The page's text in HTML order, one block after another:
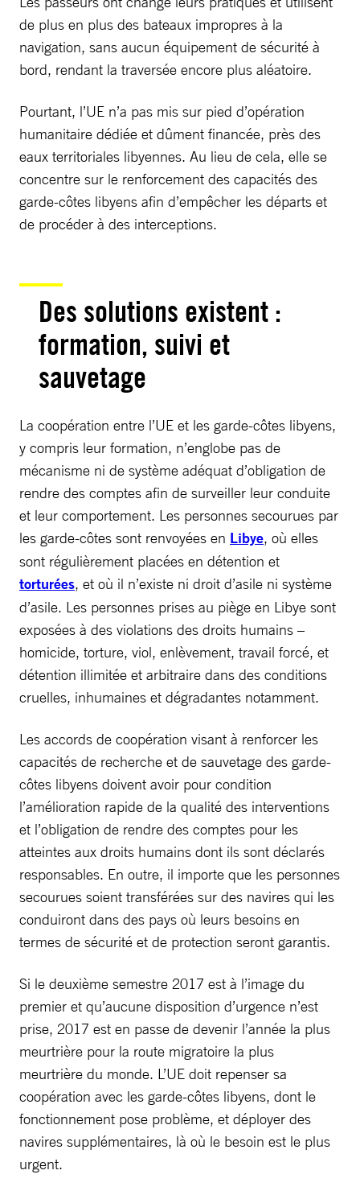
de plus en plus des bateaux impropres à la
navigation, sans aucun équipement de sécurité à
bord, rendant la traversée encore plus aléatoire.
Pourtant, l’UE n’a pas mis sur pied d’opération
humanitaire dédiée et dûment financée, près des
eaux territoriales libyennes. Au lieu de cela, elle se
concentre sur le renforcement des capacités des
garde-côtes libyens afin d’empêcher les départs et
de procéder à des interceptions.
Des solutions existent :
formation, suivi et
sauvetage
La coopération entre l’UE et les garde-côtes libyens,
y compris leur formation, n’englobe pas de
mécanisme ni de système adéquat d’obligation de
rendre des comptes afin de surveiller leur conduite
et leur comportement. Les personnes secourues par
les garde-côtes sont renvoyées en Libye, où elles
sont régulièrement placées en détention et
torturées, et où il n’existe ni droit d’asile ni système
d’asile. Les personnes prises au piège en Libye sont
exposées à des violations des droits humains –
homicide, torture, viol, enlèvement, travail forcé, et
détention illimitée et arbitraire dans des conditions
cruelles, inhumaines et dégradantes notamment.
Les accords de coopération visant à renforcer les
capacités de recherche et de sauvetage des garde-
côtes libyens doivent avoir pour condition
l’amélioration rapide de la qualité des interventions
et l’obligation de rendre des comptes pour les
atteintes aux droits humains dont ils sont déclarés
responsables. En outre, il importe que les personnes
secourues soient transférées sur des navires qui les
conduiront dans des pays où leurs besoins en
termes de sécurité et de protection seront garantis.
Si le deuxième semestre 2017 est à l’image du
premier et qu’aucune disposition d’urgence n’est
prise, 2017 est en passe de devenir l’année la plus
meurtrière pour la route migratoire la plus
meurtrière du monde. L’UE doit repenser sa
coopération avec les garde-côtes libyens, dont le
fonctionnement pose problème, et déployer des
navires supplémentaires, là où le besoin est le plus
urgent.